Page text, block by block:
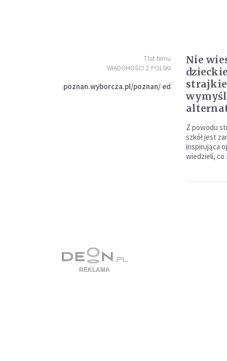
7 lat temu
WIADOMOŚCI Z POLSKI
poznan.wyborcza.pl/poznan/ ed
Nie
Z powodu
szkół jest
inspirująca
wiedzieli, co